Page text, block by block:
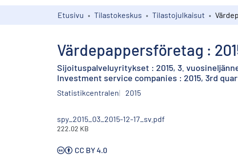
Etusivu Tilastokeskus Tilastojulkaisut
Värdepappersföretag :
Sijoituspalveluyritykset : 2015, 3.
Investment service companies : 2015, 3rd
Statistikcentralen 2015
spy_2015_03_2015-12-17_sv.pdf
222.02 KB
CC BY 4.0